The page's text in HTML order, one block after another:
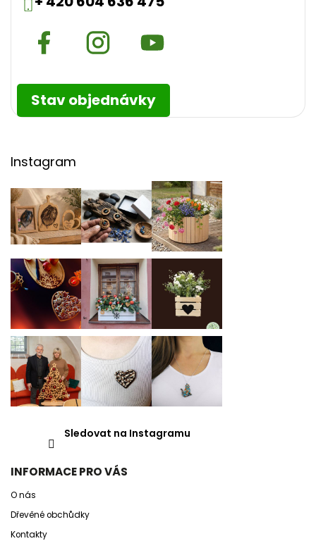
Stav objednávky
Instagram
Sledovat na Instagramu
INFORMACE PRO VÁS
O nás
Dřevěné obchůdky
Kontakty